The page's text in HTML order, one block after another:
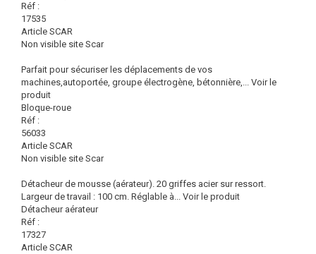
Réf :
17535
Article SCAR
Non visible site Scar
Parfait pour sécuriser les déplacements de vos
machines,autoportée, groupe électrogène, bétonnière,... Voir le
produit
Bloque-roue
Réf :
56033
Article SCAR
Non visible site Scar
Détacheur de mousse (aérateur). 20 griffes acier sur ressort.
Largeur de travail : 100 cm. Réglable à... Voir le produit
Détacheur aérateur
Réf :
17327
Article SCAR